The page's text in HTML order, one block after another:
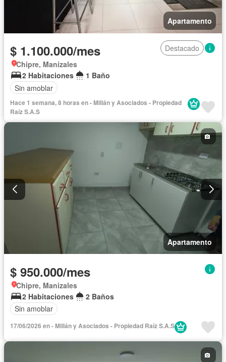
Apartamento
$ 1.100.000/mes
Destacado
Chipre, Manizales
2 Habitaciones
1 Baño
Sin amoblar
Hace 1 semana, 8 horas en - Millán y Asociados - Propiedad
Raíz S.A.S
Apartamento
$ 950.000/mes
Chipre, Manizales
2 Habitaciones
2 Baños
Sin amoblar
17/06/2026 en - Millán y Asociados - Propiedad Raíz S.A.S